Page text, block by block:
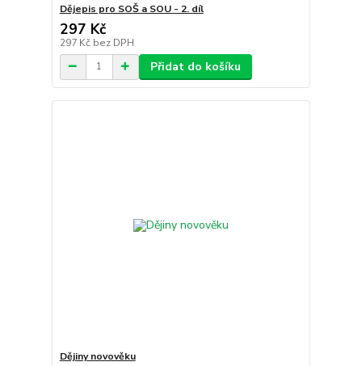
Dějepis pro SOŠ a SOU - 2. díl
297 Kč
297 Kč bez DPH
Přidat do košíku
Dějiny novověku